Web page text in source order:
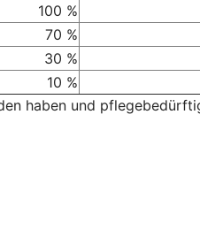
100 %
70 %
30 %
10 %
haben und